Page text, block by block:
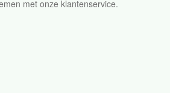
met onze klantenservice.